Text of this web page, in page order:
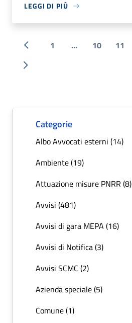
LEGGI DI PIÙ
« Precedente
1 ... 10 11
Successiva »
Categorie
Albo Avvocati esterni (14)
Ambiente (19)
Attuazione misure PNRR (8)
Avvisi (481)
Avvisi di gara MEPA (16)
Avvisi di Notifica (3)
Avvisi SCMC (2)
Azienda speciale (5)
Comune (1)